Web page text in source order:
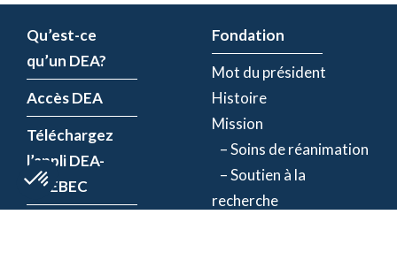
Qu’est-ce
qu’un DEA?
Accès DEA
Téléchargez
l’appli DEA-
QUÉBEC
Fondation
Mot du président
Histoire
Mission
– Soins de réanimation
– Soutien à la
recherche